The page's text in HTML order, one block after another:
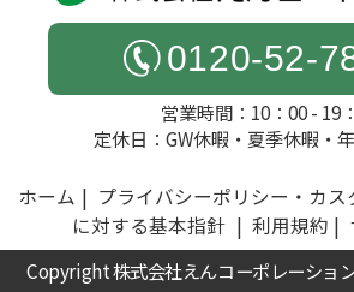
0120-52-
営業時間：10：00 - 19
定休日：GW休暇・夏季休暇・
ホーム
プライバシーポリシー・カ
に対する基本指針
利用規約
Copyright 株式会社えんコーポレーショ